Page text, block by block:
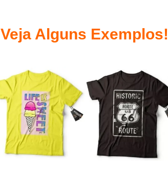
Veja Alguns Exemplos!